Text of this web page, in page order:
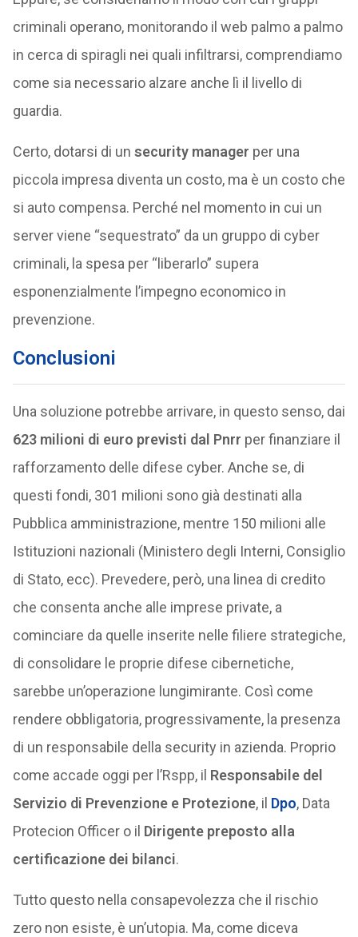
criminali operano, monitorando il web palmo a palmo
in cerca di spiragli nei quali infiltrarsi, comprendiamo
come sia necessario alzare anche lì il livello di
guardia.
Certo, dotarsi di un security manager per una
piccola impresa diventa un costo, ma è un costo che
si auto compensa. Perché nel momento in cui un
server viene “sequestrato” da un gruppo di cyber
criminali, la spesa per “liberarlo” supera
esponenzialmente l’impegno economico in
prevenzione.
Conclusioni
Una soluzione potrebbe arrivare, in questo senso, dai
623 milioni di euro previsti dal Pnrr per finanziare il
rafforzamento delle difese cyber. Anche se, di
questi fondi, 301 milioni sono già destinati alla
Pubblica amministrazione, mentre 150 milioni alle
Istituzioni nazionali (Ministero degli Interni, Consiglio
di Stato, ecc). Prevedere, però, una linea di credito
che consenta anche alle imprese private, a
cominciare da quelle inserite nelle filiere strategiche,
di consolidare le proprie difese cibernetiche,
sarebbe un’operazione lungimirante. Così come
rendere obbligatoria, progressivamente, la presenza
di un responsabile della security in azienda. Proprio
come accade oggi per l’Rspp, il Responsabile del
Servizio di Prevenzione e Protezione, il Dpo, Data
Protecion Officer o il Dirigente preposto alla
certificazione dei bilanci.
Tutto questo nella consapevolezza che il rischio
zero non esiste, è un’utopia. Ma, come diceva